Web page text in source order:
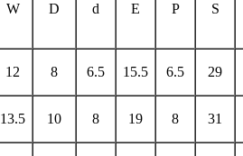
W D d E P S
12 8 6.5 15.5 6.5 29
13.5 10 8 19 8 31